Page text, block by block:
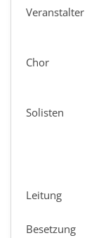
Veranstalter
Chor
Solisten
Leitung
Besetzung